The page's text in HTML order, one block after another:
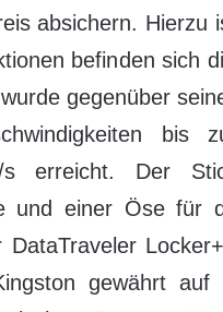
absichern. Hierzu
befinden sich
gegenüber
bis
s erreicht. Der
und einer Öse für
gewährt auf